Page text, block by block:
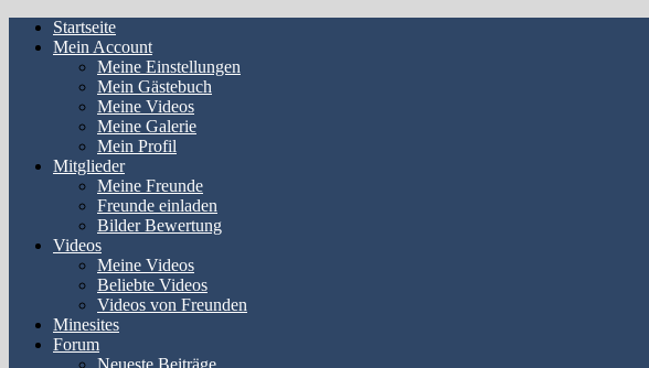
Startseite
Mein Account
Meine Einstellungen
Mein Gästebuch
Meine Videos
Meine Galerie
Mein Profil
Mitglieder
Meine Freunde
Freunde einladen
Bilder Bewertung
Videos
Meine Videos
Beliebte Videos
Videos von Freunden
Minesites
Forum
Neueste Beiträge